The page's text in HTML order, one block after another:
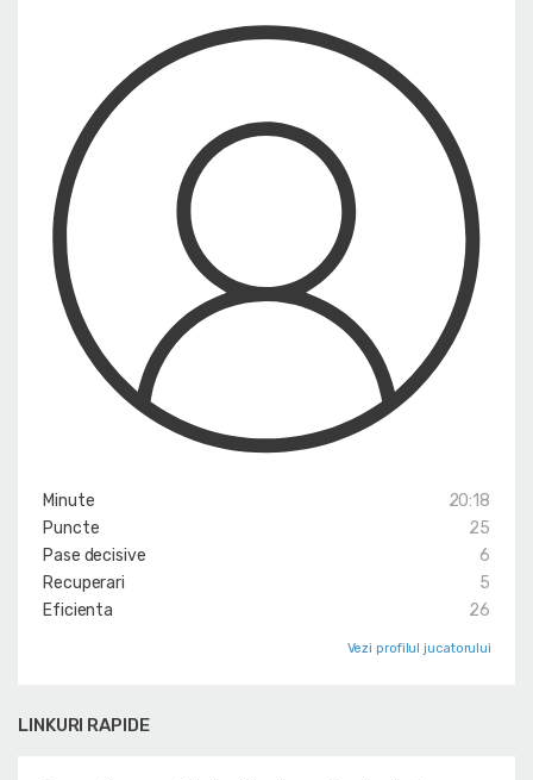
Minute
20:18
Puncte
25
Pase decisive
6
Recuperari
5
Eficienta
26
Vezi profilul jucatorului
LINKURI RAPIDE